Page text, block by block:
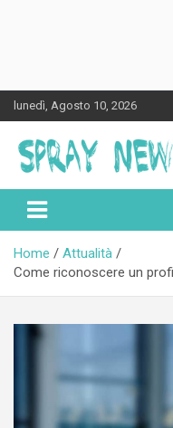
Skip
to
content
lunedì, Agosto 10, 2026
Spraynews.it
Home
Attualità
Come riconoscere un